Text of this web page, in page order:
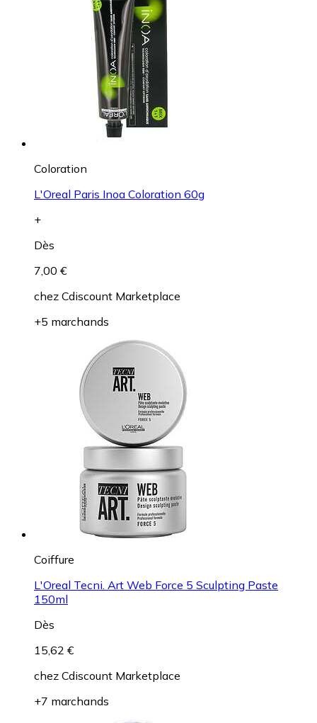
Coloration
L'Oreal Paris Inoa Coloration 60g
+
Dès
7,00 €
chez Cdiscount Marketplace
+5 marchands
Coiffure
L'Oreal Tecni. Art Web Force 5 Sculpting Paste
150ml
Dès
15,62 €
chez Cdiscount Marketplace
+7 marchands